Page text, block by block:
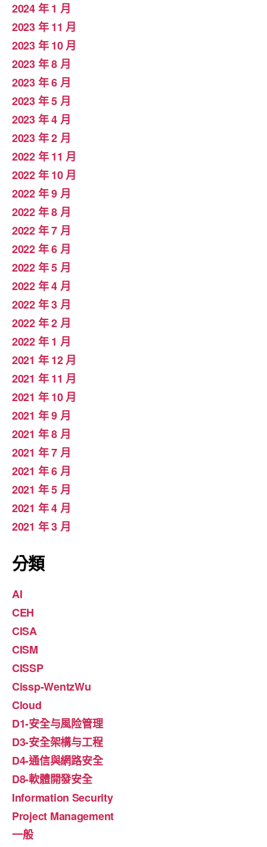
2024 年 1 月
2023 年 11 月
2023 年 10 月
2023 年 8 月
2023 年 6 月
2023 年 5 月
2023 年 4 月
2023 年 2 月
2022 年 11 月
2022 年 10 月
2022 年 9 月
2022 年 8 月
2022 年 7 月
2022 年 6 月
2022 年 5 月
2022 年 4 月
2022 年 3 月
2022 年 2 月
2022 年 1 月
2021 年 12 月
2021 年 11 月
2021 年 10 月
2021 年 9 月
2021 年 8 月
2021 年 7 月
2021 年 6 月
2021 年 5 月
2021 年 4 月
2021 年 3 月
分類
AI
CEH
CISA
CISM
CISSP
Cissp-WentzWu
Cloud
D1-安全与風险管理
D3-安全架構与工程
D4-通信與網路安全
D8-軟體開發安全
Information Security
Project Management
一般